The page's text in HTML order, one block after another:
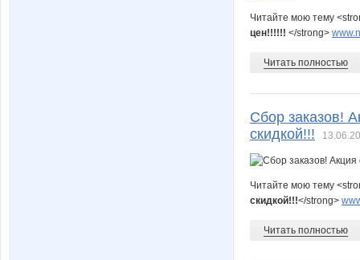
Читайте мою тему
цен!!!!!! </strong>
Читать полностью
Сбор заказов!
скидкой!!!
Читайте мою тему
скидкой!!!</strong>
Читать полностью